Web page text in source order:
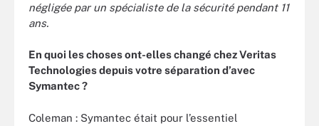
négligée par un spécialiste de la sécurité pendant 11
ans.
En quoi les choses ont-elles changé chez Veritas
Technologies depuis votre séparation d’avec
Symantec?
Coleman : Symantec était pour l’essentiel